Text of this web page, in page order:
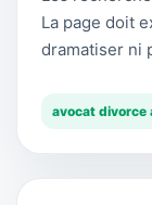
La page doit
dramatiser ni
avocat divorce